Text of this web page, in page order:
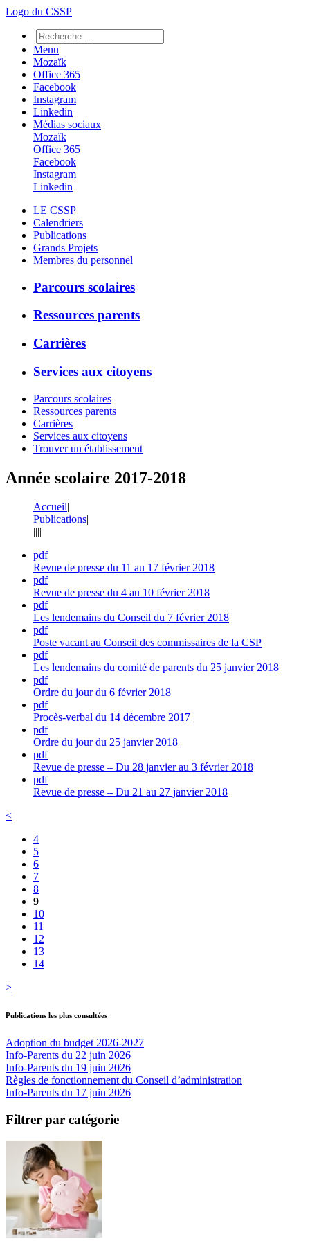
Logo du CSSP
Menu
Mozaïk
Office 365
Facebook
Instagram
Linkedin
Médias sociaux
Mozaïk
Office 365
Facebook
Instagram
Linkedin
LE CSSP
Calendriers
Publications
Grands Projets
Membres du personnel
Parcours scolaires
Ressources parents
Carrières
Services aux citoyens
Parcours scolaires
Ressources parents
Carrières
Services aux citoyens
Trouver un établissement
Année scolaire 2017-2018
Accueil|
Publications|
||||
pdf
Revue de presse du 11 au 17 février 2018
pdf
Revue de presse du 4 au 10 février 2018
pdf
Les lendemains du Conseil du 7 février 2018
pdf
Poste vacant au Conseil des commissaires de la CSP
pdf
Les lendemains du comité de parents du 25 janvier 2018
pdf
Ordre du jour du 6 février 2018
pdf
Procès-verbal du 14 décembre 2017
pdf
Ordre du jour du 25 janvier 2018
pdf
Revue de presse – Du 28 janvier au 3 février 2018
pdf
Revue de presse – Du 21 au 27 janvier 2018
<
4
5
6
7
8
9
10
11
12
13
14
>
Publications les plus consultées
Adoption du budget 2026-2027
Info-Parents du 22 juin 2026
Info-Parents du 19 juin 2026
Règles de fonctionnement du Conseil d’administration
Info-Parents du 17 juin 2026
Filtrer par catégorie